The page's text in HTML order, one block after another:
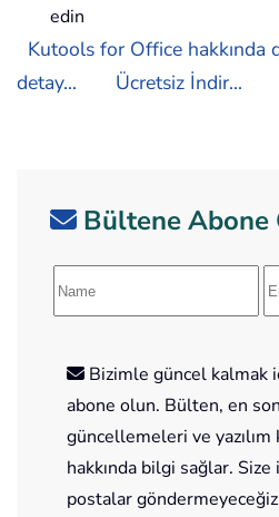
edin
Kutools for Office hakkında
detay...
Ücretsiz İndir...
Bültene Abone
Bizimle güncel kalmak
abone olun. Bülten, en son
güncellemeleri ve yazılım
hakkında bilgi sağlar.
postalar